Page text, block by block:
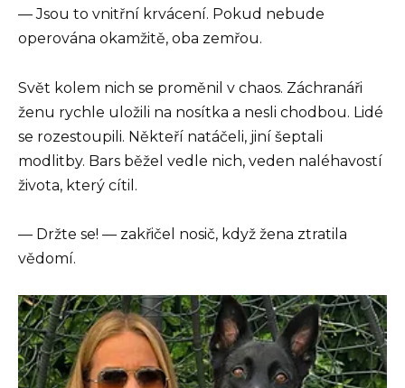
— Jsou to vnitřní krvácení. Pokud nebude
operována okamžitě, oba zemřou.
Svět kolem nich se proměnil v chaos. Záchranáři
ženu rychle uložili na nosítka a nesli chodbou. Lidé
se rozestoupili. Někteří natáčeli, jiní šeptali
modlitby. Bars běžel vedle nich, veden naléhavostí
života, který cítil.
— Držte se! — zakřičel nosič, když žena ztratila
vědomí.